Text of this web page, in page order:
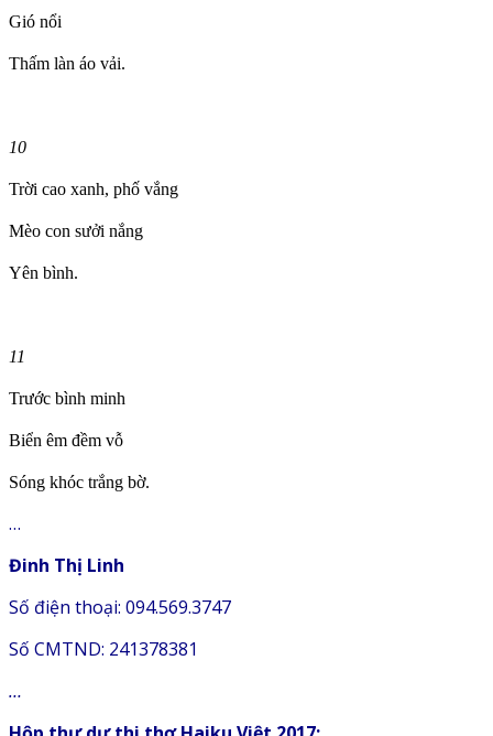
Gió nổi
Thấm làn áo vải.
10
Trời cao xanh, phố vắng
Mèo con sưởi nắng
Yên bình.
11
Trước bình minh
Biển êm đềm vỗ
Sóng khóc trắng bờ.
…
Đinh Thị Linh
Số điện thoại: 094.569.3747
Số CMTND: 241378381
…